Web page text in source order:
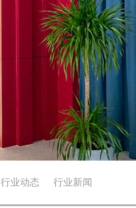
行业动态 行业新闻